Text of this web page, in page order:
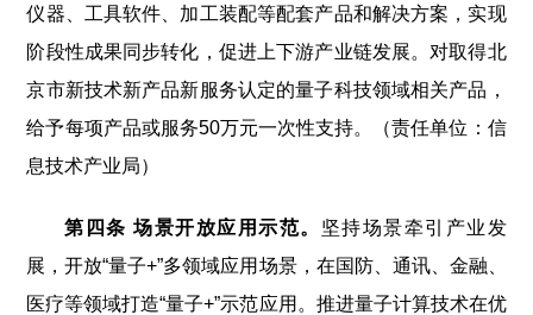
仪器、工具软件、加工装配等配套产品和解决方案，实现
阶段性成果同步转化，促进上下游产业链发展。对取得北
京市新技术新产品新服务认定的量子科技领域相关产品，
给予每项产品或服务50万元一次性支持。（责任单位：信
息技术产业局）
第四条 场景开放应用示范。 坚持场景牵引产业发
展，开放“量子+”多领域应用场景，在国防、通讯、金融、
医疗等领域打造“量子+”示范应用。推进量子计算技术在优